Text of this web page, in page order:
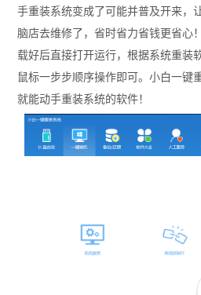
手重装系统变成了可能并普及开来，
脑店去维修了，省时省力省钱更省心
载好后直接打开运行，根据系统重装
鼠标一步步顺序操作即可。小白一键
就能动手重装系统的软件！